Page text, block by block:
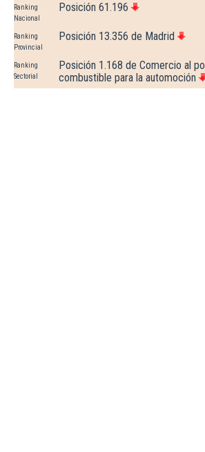
Ranking
Nacional
Posición 61.196
Ranking
Provincial
Posición 13.356 de Madrid
Ranking
Sectorial
Posición 1.168 de Comercio al
combustible para la automoción